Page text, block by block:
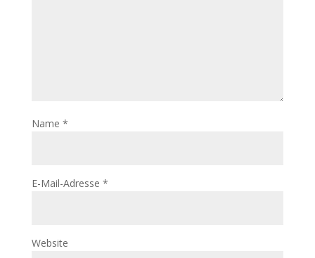
Name *
E-Mail-Adresse *
Website